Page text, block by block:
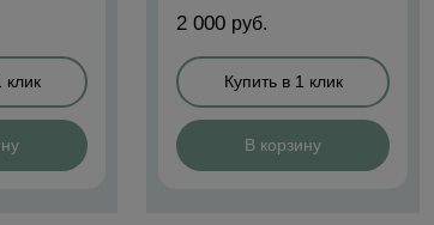
клик
2 000 руб.
Купить в 1 клик
В корзину